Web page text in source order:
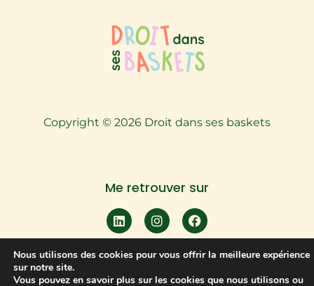
Copyright © 2026 Droit dans ses baskets
Me retrouver sur
Nous utilisons des cookies pour vous offrir la meilleure expérience
sur notre site.
Vous pouvez en savoir plus sur les cookies que nous utilisons ou